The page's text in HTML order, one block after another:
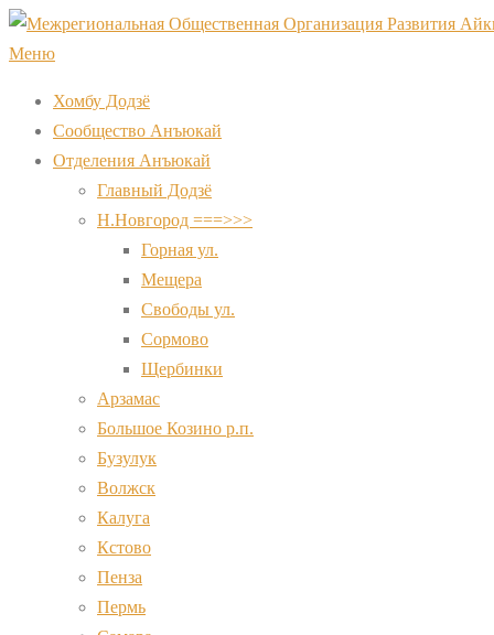
Перейти
к
Меню
Хомбу Додзё
Сообщество Анъюкай
Отделения Анъюкай
Главный Додзё
Н.Новгород ===>>>
Горная ул.
Мещера
Свободы ул.
Сормово
Щербинки
Арзамас
Большое Козино р.п.
Бузулук
Волжск
Калуга
Кстово
Пенза
Пермь